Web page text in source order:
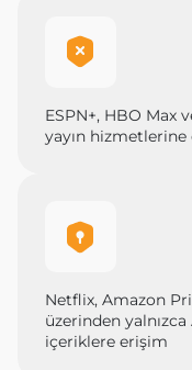
ESPN+, HBO Max
yayın hizmetlerine
Netflix, Amazon
üzerinden
içeriklere erişim